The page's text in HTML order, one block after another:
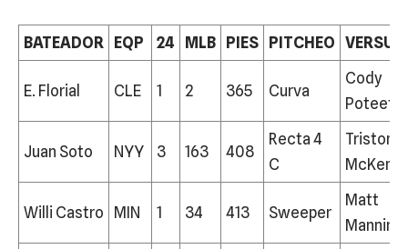
BATEADOR EQP 24 MLB PIES PITCHEO VERSUS
E. Florial CLE 1 2 365 Curva
Cody
Poteet
Juan Soto NYY 3 163 408
Recta 4
C
Triston
Willi Castro MIN 1 34 413 Sweeper
Matt
Manning